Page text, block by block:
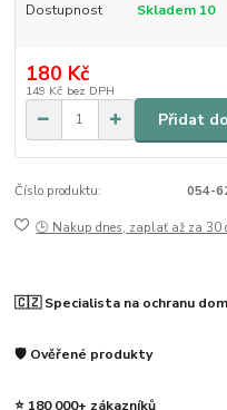
Dostupnost Skladem 10
180 Kč
149 Kč bez DPH
Přidat
Číslo produktu: 054-
🕒 Nakup dnes, zaplať až za 30
🇨🇿 Specialista na ochranu
🛡️ Ověřené produkty
⭐ 180 000+ zákazníků